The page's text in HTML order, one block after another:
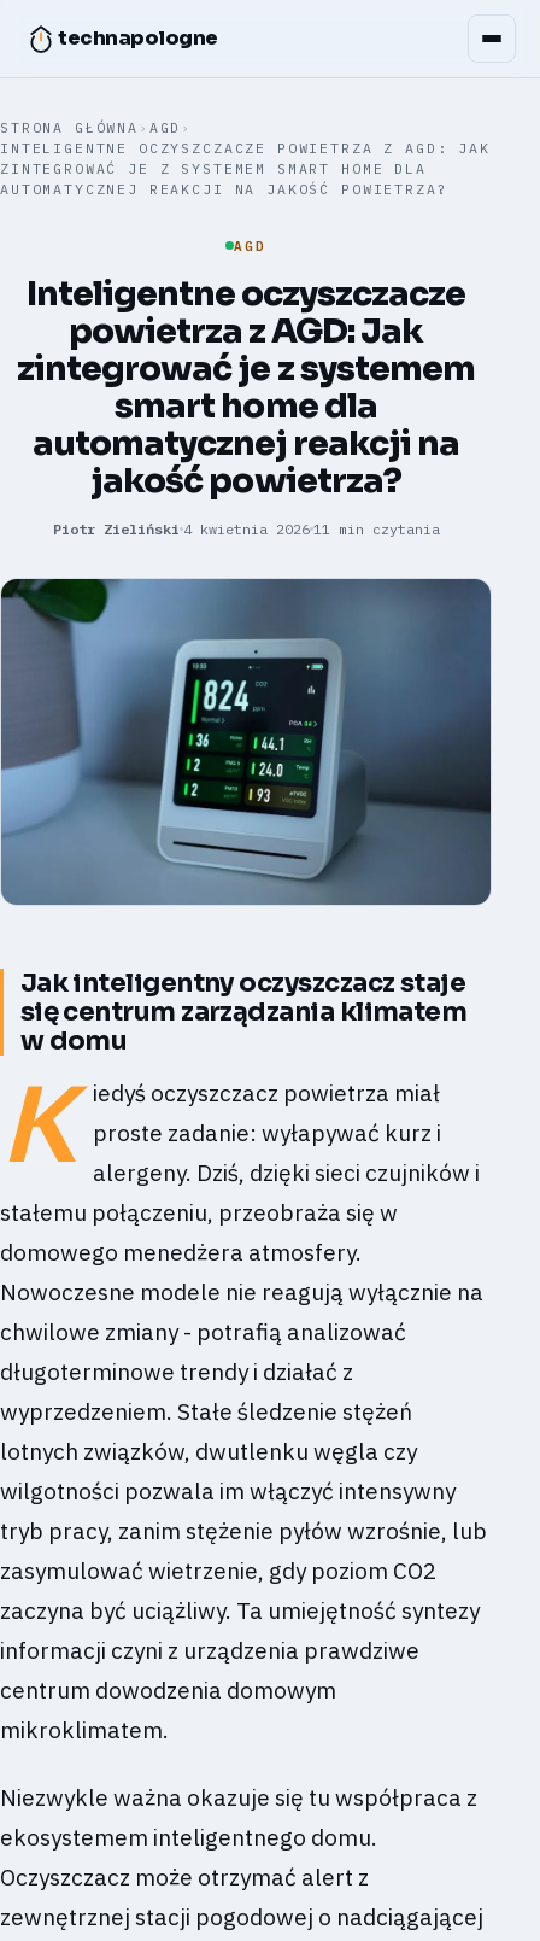
technapologne
STRONA GŁÓWNA › AGD ›
INTELIGENTNE OCZYSZCZACZE POWIETRZA Z AGD: JAK
ZINTEGROWAĆ JE Z SYSTEMEM SMART HOME DLA
AUTOMATYCZNEJ REAKCJI NA JAKOŚĆ POWIETRZA?
AGD
Inteligentne oczyszczacze
powietrza z AGD: Jak
zintegrować je z systemem
smart home dla
automatycznej reakcji na
jakość powietrza?
Piotr Zieliński 4 kwietnia 2026 11 min czytania
Jak inteligentny oczyszczacz staje
się centrum zarządzania klimatem
w domu
K
iedyś oczyszczacz powietrza miał
proste zadanie: wyłapywać kurz i
alergeny. Dziś, dzięki sieci czujników i
stałemu połączeniu, przeobraża się w
domowego menedżera atmosfery.
Nowoczesne modele nie reagują wyłącznie na
chwilowe zmiany - potrafią analizować
długoterminowe trendy i działać z
wyprzedzeniem. Stałe śledzenie stężeń
lotnych związków, dwutlenku węgla czy
wilgotności pozwala im włączyć intensywny
tryb pracy, zanim stężenie pyłów wzrośnie, lub
zasymulować wietrzenie, gdy poziom CO2
zaczyna być uciążliwy. Ta umiejętność syntezy
informacji czyni z urządzenia prawdziwe
centrum dowodzenia domowym
mikroklimatem.
Niezwykle ważna okazuje się tu współpraca z
ekosystemem inteligentnego domu.
Oczyszczacz może otrzymać alert z
zewnętrznej stacji pogodowej o nadciągającej